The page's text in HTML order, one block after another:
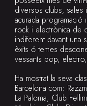
diversos clubs, sales
acurada programació
rock i electrònica de
indiferent davant
èxits ó temes
vessants pop,
Ha mostrat la seva
Barcelona com:
La Paloma, Club